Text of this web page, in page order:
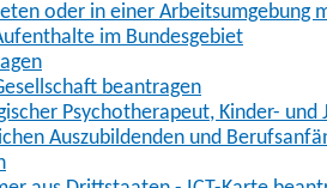
oder in einer Arbeitsumgebung
im Bundesgebiet
beantragen
Psychotherapeut, Kinder-
Auszubildenden und